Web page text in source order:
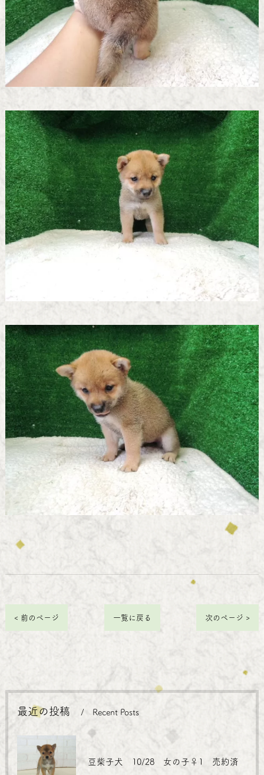
< 前のページ 一覧に戻る 次のページ >
最近の投稿 Recent Posts
豆柴子犬 10/28 女の子♀1 売約済